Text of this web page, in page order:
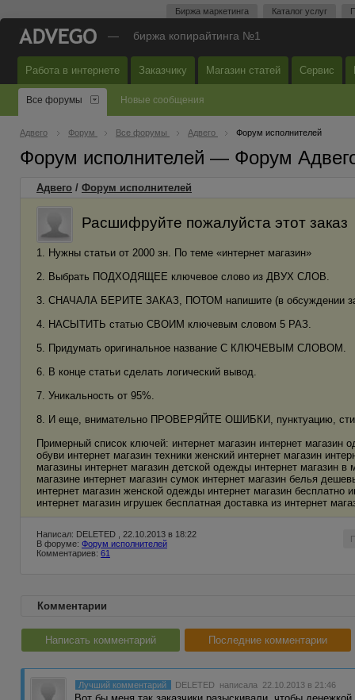
Биржа маркетинга Каталог услуг
— биржа копирайтинга №1
Работа в интернете Заказчику Магазин статей Сервис
Все форумы Новые сообщения
Адвего Форум Все форумы Адвего Форум исполнителей
Форум исполнителей — Форум
Адвего / Форум исполнителей
Расшифруйте пожалуйста этот заказ
1. Нужны статьи от 2000 зн. По теме «интернет магазин»
2. Выбрать ПОДХОДЯЩЕЕ ключевое слово из ДВУХ СЛОВ.
3. СНАЧАЛА БЕРИТЕ ЗАКАЗ, ПОТОМ напишите (в обсуждении
4. НАСЫТИТЬ статью СВОИМ ключевым словом 5 РАЗ.
5. Придумать оригинальное название С КЛЮЧЕВЫМ СЛОВОМ.
6. В конце статьи сделать логический вывод.
7. Уникальность от 95%.
8. И еще, внимательно ПРОВЕРЯЙТЕ ОШИБКИ, пунктуацию,
Примерный список ключей: интернет магазин интернет магазин
обуви интернет магазин техники женский интернет магазин
магазины интернет магазин детской одежды интернет магазин
магазине интернет магазин сумок интернет магазин белья
интернет магазин женской одежды интернет магазин бесплатно
интернет магазин игрушек бесплатная доставка из интернет
Написал: DELETED , 22.10.2013 в 18:22
В форуме: Форум исполнителей
Комментариев: 61
Комментарии
Написать комментарий Последние комментарии
Лучший комментарий DELETED написала 22.10.2013 в 21:46